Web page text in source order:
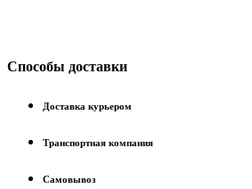
Способы доставки
Доставка курьером
Транспортная компания
Самовывоз